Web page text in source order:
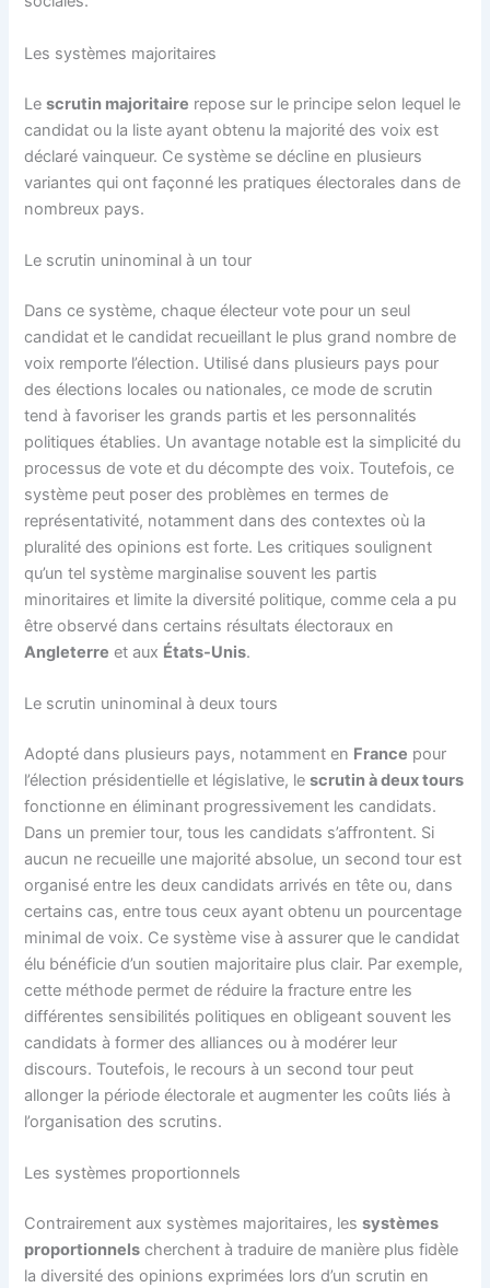
Les systèmes majoritaires
Lescrutin majoritaire repose sur le principe selon lequel le
candidat ou la liste ayant obtenu la majorité des voix est
déclaré vainqueur. Ce système se décline en plusieurs
variantes qui ont façonné les pratiques électorales dans de
nombreux pays.
Le scrutin uninominal à un tour
Dans ce système, chaque électeur vote pour un seul
candidat et le candidat recueillant le plus grand nombre de
voix remporte l’élection. Utilisé dans plusieurs pays pour
des élections locales ou nationales, ce mode de scrutin
tend à favoriser les grands partis et les personnalités
politiques établies. Un avantage notable est la simplicité du
processus de vote et du décompte des voix. Toutefois, ce
système peut poser des problèmes en termes de
représentativité, notamment dans des contextes où la
pluralité des opinions est forte. Les critiques soulignent
qu’un tel système marginalise souvent les partis
minoritaires et limite la diversité politique, comme cela a pu
être observé dans certains résultats électoraux en
Angleterre et aux États-Unis.
Le scrutin uninominal à deux tours
Adopté dans plusieurs pays, notamment en France pour
l’élection présidentielle et législative, lescrutin à deux tours
fonctionne en éliminant progressivement les candidats.
Dans un premier tour, tous les candidats s’affrontent. Si
aucun ne recueille une majorité absolue, un second tour est
organisé entre les deux candidats arrivés en tête ou, dans
certains cas, entre tous ceux ayant obtenu un pourcentage
minimal de voix. Ce système vise à assurer que le candidat
élu bénéficie d’un soutien majoritaire plus clair. Par exemple,
cette méthode permet de réduire la fracture entre les
différentes sensibilités politiques en obligeant souvent les
candidats à former des alliances ou à modérer leur
discours. Toutefois, le recours à un second tour peut
allonger la période électorale et augmenter les coûts liés à
l’organisation des scrutins.
Les systèmes proportionnels
Contrairement aux systèmes majoritaires, lessystèmes
proportionnels cherchent à traduire de manière plus fidèle
la diversité des opinions exprimées lors d’un scrutin en